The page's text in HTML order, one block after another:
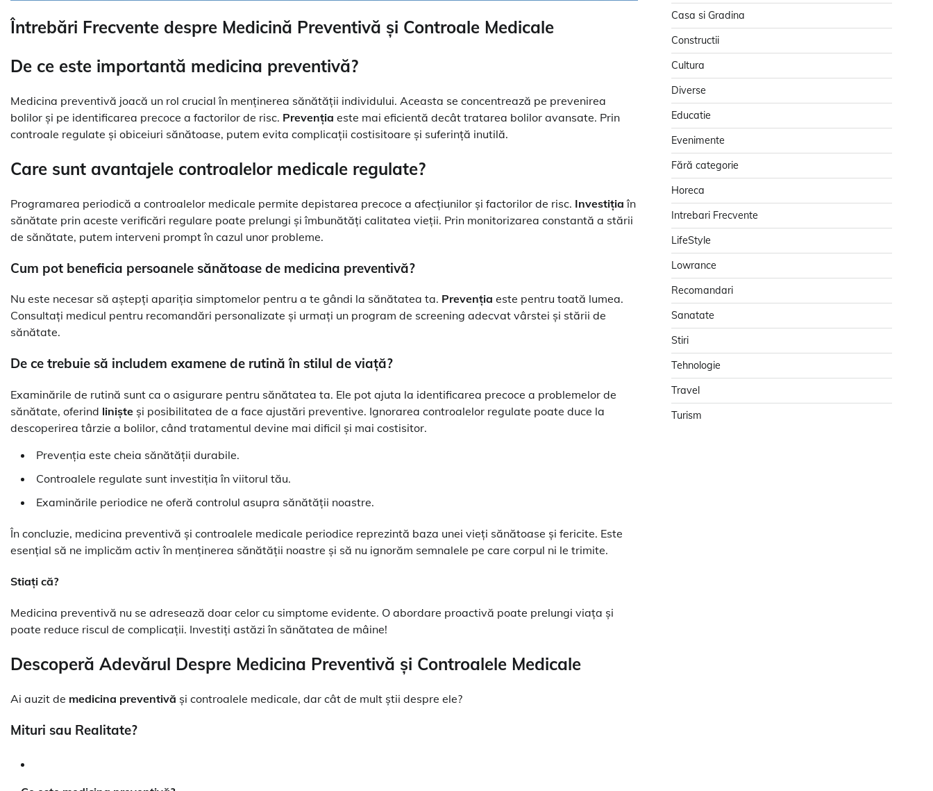
Întrebări Frecvente despre Medicină Preventivă și Controale Medicale
De ce este importantă medicina preventivă?
Medicina preventivă joacă un rol crucial în menținerea sănătății individului. Aceasta se concentrează pe prevenirea
bolilor și pe identificarea precoce a factorilor de risc. Prevenția este mai eficientă decât tratarea bolilor avansate. Prin
controale regulate și obiceiuri sănătoase, putem evita complicații costisitoare și suferință inutilă.
Care sunt avantajele controalelor medicale regulate?
Programarea periodică a controalelor medicale permite depistarea precoce a afecțiunilor și factorilor de risc. Investiția în
sănătate prin aceste verificări regulare poate prelungi și îmbunătăți calitatea vieții. Prin monitorizarea constantă a stării
de sănătate, putem interveni prompt în cazul unor probleme.
Cum pot beneficia persoanele sănătoase de medicina preventivă?
Nu este necesar să aștepți apariția simptomelor pentru a te gândi la sănătatea ta. Prevenția este pentru toată lumea.
Consultați medicul pentru recomandări personalizate și urmați un program de screening adecvat vârstei și stării de
sănătate.
De ce trebuie să includem examene de rutină în stilul de viață?
Examinările de rutină sunt ca o asigurare pentru sănătatea ta. Ele pot ajuta la identificarea precoce a problemelor de
sănătate, oferind liniște și posibilitatea de a face ajustări preventive. Ignorarea controalelor regulate poate duce la
descoperirea târzie a bolilor, când tratamentul devine mai dificil și mai costisitor.
Prevenția este cheia sănătății durabile.
Controalele regulate sunt investiția în viitorul tău.
Examinările periodice ne oferă controlul asupra sănătății noastre.
În concluzie, medicina preventivă și controalele medicale periodice reprezintă baza unei vieți sănătoase și fericite. Este
esențial să ne implicăm activ în menținerea sănătății noastre și să nu ignorăm semnalele pe care corpul ni le trimite.
Stiați că?
Medicina preventivă nu se adresează doar celor cu simptome evidente. O abordare proactivă poate prelungi viața și
poate reduce riscul de complicații. Investiți astăzi în sănătatea de mâine!
Descoperă Adevărul Despre Medicina Preventivă și Controalele Medicale
Ai auzit de medicina preventivă și controalele medicale, dar cât de mult știi despre ele?
Mituri sau Realitate?
Casa si Gradina
Constructii
Cultura
Diverse
Educatie
Evenimente
Fără categorie
Horeca
Intrebari Frecvente
LifeStyle
Lowrance
Recomandari
Sanatate
Stiri
Tehnologie
Travel
Turism